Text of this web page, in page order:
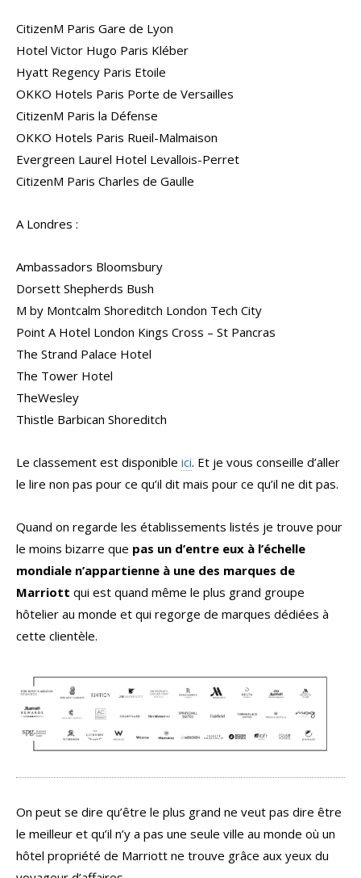
CitizenM Paris Gare de Lyon
Hotel Victor Hugo Paris Kléber
Hyatt Regency Paris Etoile
OKKO Hotels Paris Porte de Versailles
CitizenM Paris la Défense
OKKO Hotels Paris Rueil-Malmaison
Evergreen Laurel Hotel Levallois-Perret
CitizenM Paris Charles de Gaulle
A Londres :
Ambassadors Bloomsbury
Dorsett Shepherds Bush
M by Montcalm Shoreditch London Tech City
Point A Hotel London Kings Cross – St Pancras
The Strand Palace Hotel
The Tower Hotel
TheWesley
Thistle Barbican Shoreditch
Le classement est disponible ici. Et je vous conseille d’aller
le lire non pas pour ce qu’il dit mais pour ce qu’il ne dit pas.
Quand on regarde les établissements listés je trouve pour
le moins bizarre que pas un d’entre eux à l’échelle
mondiale n’appartienne à une des marques de
Marriott qui est quand même le plus grand groupe
hôtelier au monde et qui regorge de marques dédiées à
cette clientèle.
On peut se dire qu’être le plus grand ne veut pas dire être
le meilleur et qu’il n’y a pas une seule ville au monde où un
hôtel propriété de Marriott ne trouve grâce aux yeux du